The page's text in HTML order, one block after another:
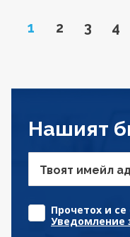
Page
1 Go to page
2 Go to
3 4
Нашият
Твоят имейл
Прочетох и се
Уведомление